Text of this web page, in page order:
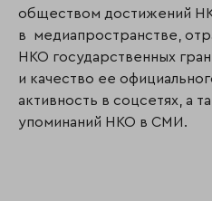
обществом достижений
в медиапространстве,
НКО государственных
и качество ее
активность в соцсетях, а
упоминаний НКО в СМИ.